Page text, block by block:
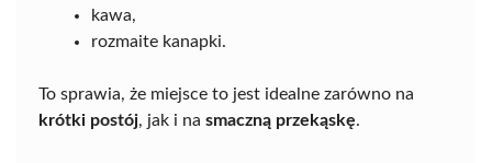
kawa,
rozmaite kanapki.
To sprawia, że miejsce to jest idealne zarówno na
krótki postój, jak i na smaczną przekąskę.